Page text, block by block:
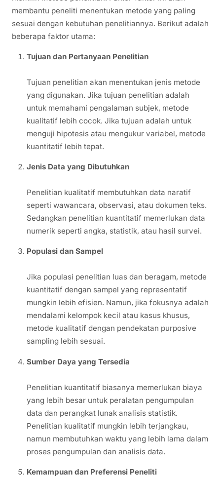
membantu peneliti menentukan metode yang paling
sesuai dengan kebutuhan penelitiannya. Berikut adalah
beberapa faktor utama:
Tujuan dan Pertanyaan Penelitian
Tujuan penelitian akan menentukan jenis metode
yang digunakan. Jika tujuan penelitian adalah
untuk memahami pengalaman subjek, metode
kualitatif lebih cocok. Jika tujuan adalah untuk
menguji hipotesis atau mengukur variabel, metode
kuantitatif lebih tepat.
Jenis Data yang Dibutuhkan
Penelitian kualitatif membutuhkan data naratif
seperti wawancara, observasi, atau dokumen teks.
Sedangkan penelitian kuantitatif memerlukan data
numerik seperti angka, statistik, atau hasil survei.
Populasi dan Sampel
Jika populasi penelitian luas dan beragam, metode
kuantitatif dengan sampel yang representatif
mungkin lebih efisien. Namun, jika fokusnya adalah
mendalami kelompok kecil atau kasus khusus,
metode kualitatif dengan pendekatan purposive
sampling lebih sesuai.
Sumber Daya yang Tersedia
Penelitian kuantitatif biasanya memerlukan biaya
yang lebih besar untuk peralatan pengumpulan
data dan perangkat lunak analisis statistik.
Penelitian kualitatif mungkin lebih terjangkau,
namun membutuhkan waktu yang lebih lama dalam
proses pengumpulan dan analisis data.
Kemampuan dan Preferensi Peneliti